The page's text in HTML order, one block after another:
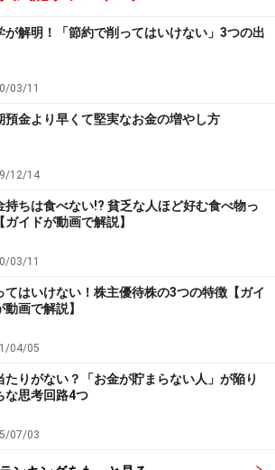
するものではありません。
る最終的なご判断はご自身の責任において
全性については十分に配慮しております
るものではなく、これに基づく損失・損害
切の責任を負いません。
いては、必ず各金融機関やサービス提供者
ださい。
らせ】
、アンケート（2026/8/31まで）を実施
ギフト券1000円分プレゼント
ケートやモニター企画に参加が可能に
が解明！「節約で削ってはいけない」3つの出
03/11
預金より早くて堅実なお金の増やし方
12/14
持ちは食べない!? 貧乏な人ほど好む食べ物っ
ガイドが動画で解説】
03/11
てはいけない！株主優待株の3つの特徴【ガイ
動画で解説】
04/05
たりがない？「お金が貯まらない人」が陥り
な思考回路4つ
07/03